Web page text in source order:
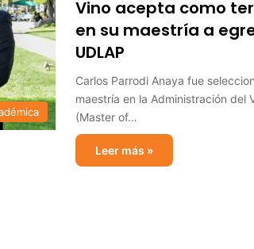
Vino acepta como
en su maestría a
UDLAP
Carlos Parrodi Anaya fue
maestría en la Administración del
(Master of…
Leer más »